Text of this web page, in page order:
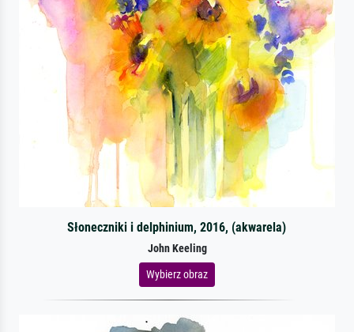
Słoneczniki i delphinium, 2016, (akwarela)
John Keeling
Wybierz obraz